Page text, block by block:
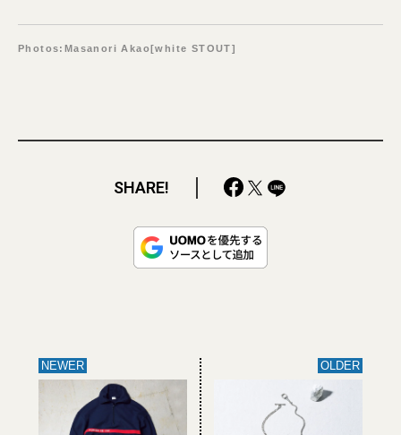
Photos:Masanori Akao[white STOUT]
SHARE!
NEWER OLDER